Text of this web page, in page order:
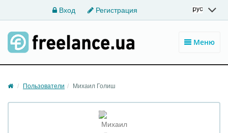
Вход Регистрация
Меню
Пользователи Михаил Голиш